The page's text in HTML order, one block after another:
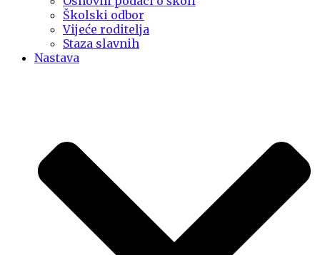
Školski odbor
Vijeće roditelja
Staza slavnih
Nastava